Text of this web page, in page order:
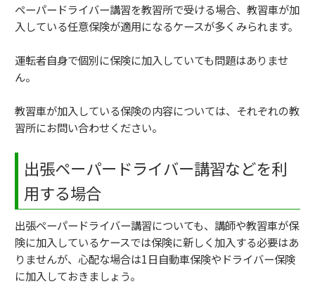
ペーパードライバー講習を教習所で受ける場合、教習車が加
入している任意保険が適用になるケースが多くみられます。
運転者自身で個別に保険に加入していても問題はありませ
ん。
教習車が加入している保険の内容については、それぞれの教
習所にお問い合わせください。
出張ペーパードライバー講習などを利
用する場合
出張ペーパードライバー講習についても、講師や教習車が保
険に加入しているケースでは保険に新しく加入する必要はあ
りませんが、心配な場合は1日自動車保険やドライバー保険
に加入しておきましょう。